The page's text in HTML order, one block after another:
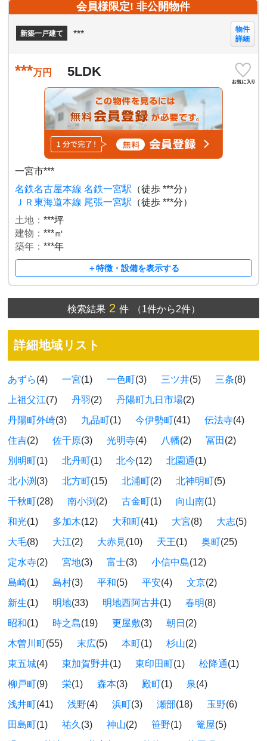
会員様限定! 非公開物件
新築一戸建て ***
物件
詳細
***万円 5LDK
一宮市***
名鉄名古屋本線 名鉄一宮駅 （徒歩 ***分）
ＪＲ東海道本線 尾張一宮駅 （徒歩 ***分）
土地：***坪
建物：***㎡
築年：***年
＋特徴・設備を表示する
検索結果2 件 （1件から2件）
詳細地域リスト
あずら(4) 一宮(1) 一色町(3) 三ツ井(5) 三条(8)
上祖父江(7) 丹羽 (2) 丹陽町九日市場(2)
丹陽町外崎(3) 九品町(1) 今伊勢町(41) 伝法寺(4)
住吉(2) 佐千原(3) 光明寺(4) 八幡(2) 冨田 (2)
別明町(1) 北丹町(1) 北今(12) 北園通(1)
北小渕 (3) 北方町(15) 北浦町(2) 北神明町(5)
千秋町(28) 南小渕 (2) 古金町(1) 向山南(1)
和光(1) 多加木(12) 大和町(41) 大宮(8) 大志(5)
大毛(8) 大江(2) 大赤見(10) 天王(1) 奥町(25)
定水寺(2) 宮地(3) 富士(3) 小信中島(12)
島崎(1) 島村(3) 平和(5) 平安(4) 文京(2)
新生(1) 明地(33) 明地西阿古井(1) 春明(8)
昭和(1) 時之島(19) 更屋敷(3) 朝日 (2)
木曽川町(55) 末広(5) 本町(1) 杉山(2)
東五城(4) 東加賀野井(1) 東印田町(1) 松降通(1)
柳戸町(9) 栄(1) 森本(3) 殿町(1) 泉(4)
浅井町(41) 浅野(4) 浜町(3) 瀬部(18) 玉野(6)
田島町(1) 祐久 (3) 神山(2) 笹野(1) 篭屋(5)